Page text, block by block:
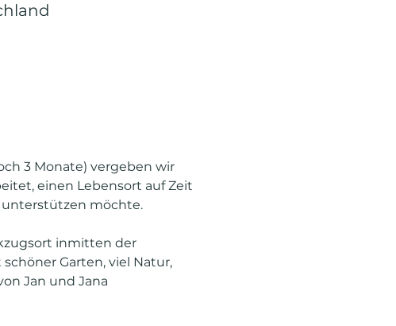
3 Monate) vergeben wir
einen Lebensort auf Zeit
unterstützen möchte.
inmitten der
Garten, viel Natur,
Jan und Jana